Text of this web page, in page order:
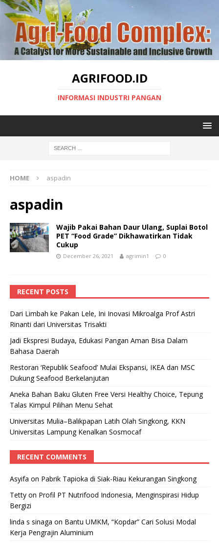
AGRIFOOD.ID
INFORMASI INDUSTRI PANGAN
HOME aspadin
aspadin
Wajib Pakai Bahan Daur Ulang, Suplai Botol
PET “Food Grade” Dikhawatirkan Tidak
Cukup
December 26, 2021 agrimin1 0
RECENT POSTS
Dari Limbah ke Pakan Lele, Ini Inovasi Mikroalga Prof Astri
Rinanti dari Universitas Trisakti
Jadi Ekspresi Budaya, Edukasi Pangan Aman Bisa Dalam
Bahasa Daerah
Restoran ‘Republik Seafood’ Mulai Ekspansi, IKEA dan MSC
Dukung Seafood Berkelanjutan
Aneka Bahan Baku Gluten Free Versi Healthy Choice, Tepung
Talas Kimpul Pilihan Menu Sehat
Universitas Mulia–Balikpapan Latih Olah Singkong, KKN
Universitas Lampung Kenalkan Sosmocaf
RECENT COMMENTS
Asyifa on Pabrik Tapioka di Siak-Riau Kekurangan Singkong
Tetty on Profil PT Nutrifood Indonesia, Menginspirasi Hidup
Bergizi
linda s sinaga on Bantu UMKM, “Kopdar” Cari Solusi Modal
Kerja Pengrajin Aluminium